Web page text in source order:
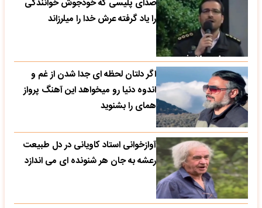
صدای پلیسی که خودجوش خوانندگی
را یاد گرفته عرش خدا را میلرزاند
اگر دلتان لحظه ای جدا شدن از غم و
اندوه دنیا رو میخواهد این آهنگ پرواز
همای را بشنوید
آوازخوانی استاد کاویانی در دل طبیعت
رعشه به جان هر شنونده ای می اندازد